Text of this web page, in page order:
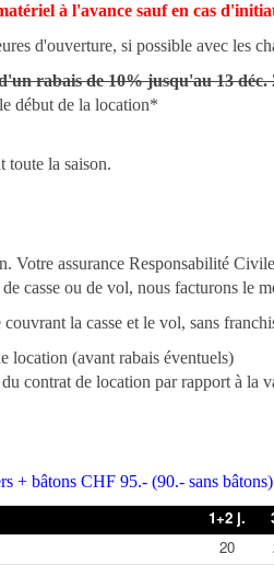
à l'avance sauf en cas
d'ouverture, si possible avec les
rabais de 10% jusqu'au 13 déc.
début de la location*
toute la saison.
Votre assurance Responsabilité
casse ou de vol, nous facturons le
la casse et le vol, sans
location (avant rabais éventuels)
contrat de location par rapport à la
bâtons CHF 95.- (90.- sans
1+2 j.
20